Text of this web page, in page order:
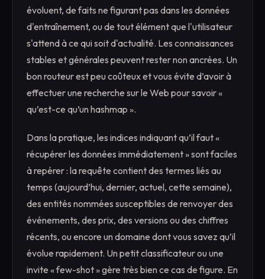
évoluent, de faits ne figurant pas dans les données
d'entraînement, ou de tout élément que l'utilisateur
s'attend à ce qui soit d'actualité. Les connaissances
stables et générales peuvent rester non ancrées. Un
bon routeur est peu coûteux et vous évite d’avoir à
effectuer une recherche sur le Web pour savoir «
qu’est-ce qu’un hashmap ».
Dans la pratique, les indices indiquant qu’il faut «
récupérer les données immédiatement » sont faciles
à repérer : la requête contient des termes liés au
temps (aujourd’hui, dernier, actuel, cette semaine),
des entités nommées susceptibles de renvoyer des
événements, des prix, des versions ou des chiffres
récents, ou encore un domaine dont vous savez qu’il
évolue rapidement. Un petit classificateur ou une
invite « few-shot » gère très bien ce cas de figure. En